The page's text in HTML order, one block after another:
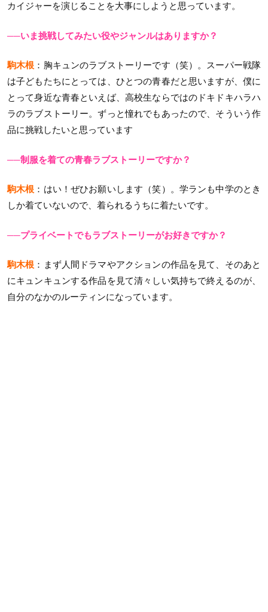
カイジャーを演じることを大事にしようと思っています。
──いま挑戦してみたい役やジャンルはありますか？
駒木根 ：胸キュンのラブストーリーです（笑）。スーパー戦隊
は子どもたちにとっては、ひとつの青春だと思いますが、僕に
とって身近な青春といえば、高校生ならではのドキドキハラハ
ラのラブストーリー。ずっと憧れでもあったので、そういう作
品に挑戦したいと思っています
──制服を着ての青春ラブストーリーですか？
駒木根 ：はい！ぜひお願いします（笑）。学ランも中学のとき
しか着ていないので、着られるうちに着たいです。
──プライベートでもラブストーリーがお好きですか？
駒木根 ：まず人間ドラマやアクションの作品を見て、そのあと
にキュンキュンする作品を見て清々しい気持ちで終えるのが、
自分のなかのルーティンになっています。